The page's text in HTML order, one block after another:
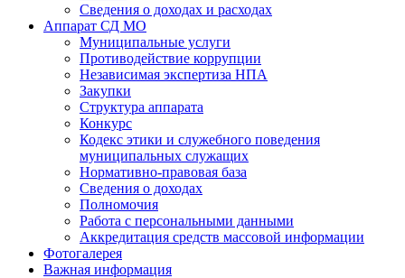
Сведения о доходах и расходах
Аппарат СД МО
Муниципальные услуги
Противодействие коррупции
Независимая экспертиза НПА
Закупки
Структура аппарата
Конкурс
Кодекс этики и служебного поведения
муниципальных служащих
Нормативно-правовая база
Сведения о доходах
Полномочия
Работа с персональными данными
Аккредитация средств массовой информации
Фотогалерея
Важная информация